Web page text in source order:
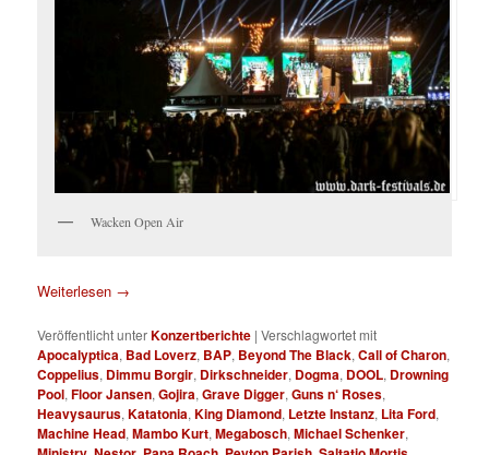
Wacken Open Air
Weiterlesen →
Veröffentlicht unterKonzertberichte |Verschlagwortet mit
Apocalyptica, Bad Loverz, BAP, Beyond The Black,Call of Charon,
Coppelius, Dimmu Borgir, Dirkschneider, Dogma, DOOL, Drowning
Pool,Floor Jansen,Gojira,Grave Digger,Guns n‘ Roses,
Heavysaurus,Katatonia,King Diamond, Letzte Instanz, Lita Ford,
Machine Head,Mambo Kurt,Megabosch,Michael Schenker,